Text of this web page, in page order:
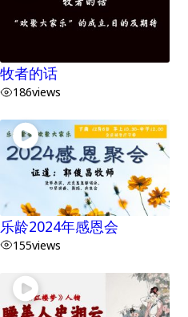
牧者的话
186views
乐龄2024年感恩会
155views